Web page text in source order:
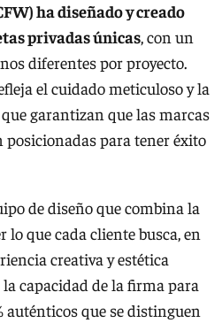
ha diseñado y creado
privadas únicas, con un
diferentes por proyecto.
el cuidado meticuloso y la
garantizan que las marcas
posicionadas para tener éxito
de diseño que combina la
que cada cliente busca, en
creativa y estética
capacidad de la firma para
que se distinguen